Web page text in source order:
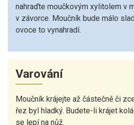
nahraďte moučkovým xylitolem v
v závorce. Moučník bude málo
ovoce to vynahradí.
Varování
Moučník krájejte až částečně či
řez byl hladký. Budete-li krájet
se lepí na nůž.